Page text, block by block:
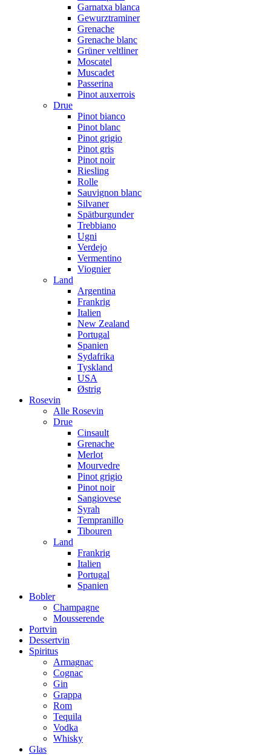
Garnatxa blanca
Gewurztraminer
Grenache
Grenache blanc
Grüner veltliner
Moscatel
Muscadet
Passerina
Pinot auxerrois
Drue
Pinot bianco
Pinot blanc
Pinot grigio
Pinot gris
Pinot noir
Riesling
Rolle
Sauvignon blanc
Silvaner
Spätburgunder
Trebbiano
Ugni
Verdejo
Vermentino
Viognier
Land
Argentina
Frankrig
Italien
New Zealand
Portugal
Spanien
Sydafrika
Tyskland
USA
Østrig
Rosevin
Alle Rosevin
Drue
Cinsault
Grenache
Merlot
Mourvedre
Pinot grigio
Pinot noir
Sangiovese
Syrah
Tempranillo
Tibouren
Land
Frankrig
Italien
Portugal
Spanien
Bobler
Champagne
Mousserende
Portvin
Dessertvin
Spiritus
Armagnac
Cognac
Gin
Grappa
Rom
Tequila
Vodka
Whisky
Glas